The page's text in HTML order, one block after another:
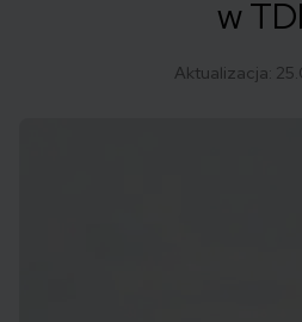
w
Aktualizacja: